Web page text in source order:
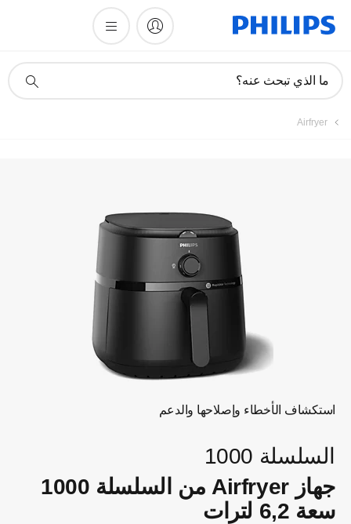
دعم
ما الذي تبحث عنه؟
Airfryer
استكشاف الأخطاء وإصلاحها والدعم
السلسلة 1000
جهاز Airfryer من السلسلة 1000
سعة 6,2 لترات